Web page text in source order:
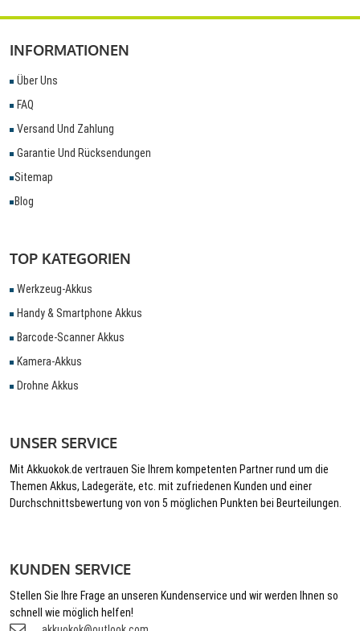
INFORMATIONEN
Über Uns
FAQ
Versand Und Zahlung
Garantie Und Rücksendungen
Sitemap
Blog
TOP KATEGORIEN
Werkzeug-Akkus
Handy & Smartphone Akkus
Barcode-Scanner Akkus
Kamera-Akkus
Drohne Akkus
UNSER SERVICE
Mit Akkuokok.de vertrauen Sie Ihrem kompetenten Partner rund um die
Themen Akkus, Ladegeräte, etc. mit zufriedenen Kunden und einer
Durchschnittsbewertung von von 5 möglichen Punkten bei Beurteilungen.
KUNDEN SERVICE
Stellen Sie Ihre Frage an unseren Kundenservice und wir werden Ihnen so
schnell wie möglich helfen!